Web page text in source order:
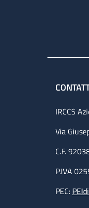
IRCCS
Via
C.F.
P.IVA
PEC: